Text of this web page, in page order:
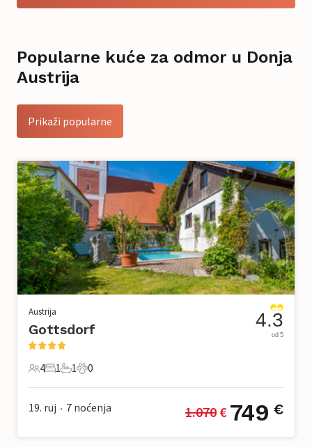
Popularne kuće za odmor u Donja
Austrija
Prikaži popularne
Austrija
Gottsdorf
4 Gosti
4
1 Spavaća soba
1
1 Kupaonica
1
0 Kućni ljubimac
0
4.3
od 5
19. ruj • 7 noćenja 1.070 € 749 €